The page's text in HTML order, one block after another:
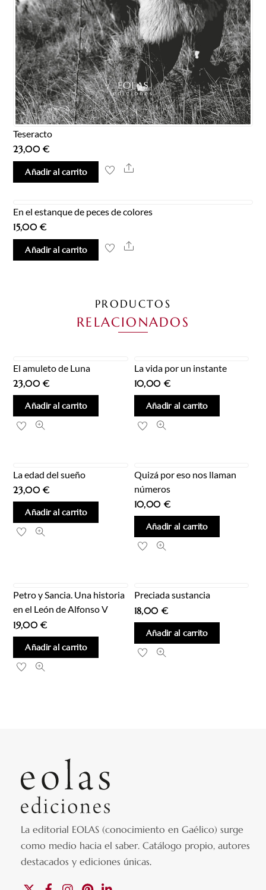
Teseracto
23,00€
Añadir al carrito Share
En el estanque de peces de colores
15,00€
Añadir al carrito Share
PRODUCTOS
RELACIONADOS
El amuleto de Luna
23,00€
Añadir al carrito
La vida por un instante
10,00 €
Añadir al carrito
La edad del sueño
23,00€
Añadir al carrito
Quizá por eso nos llaman
números
10,00 €
Añadir al carrito
Petro y Sancia. Una historia
en el León de Alfonso V
19,00€
Añadir al carrito
Preciada sustancia
18,00 €
Añadir al carrito
La editorial EOLAS (conocimiento en Gaélico) surge
como medio hacia el saber.Catálogo propio, autores
destacados y ediciones únicas.
FacebookInstagramPinterest